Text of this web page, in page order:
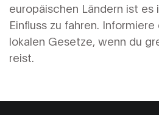
europäischen Ländern ist es
Einfluss zu fahren.
lokalen Gesetze, wenn du
reist.